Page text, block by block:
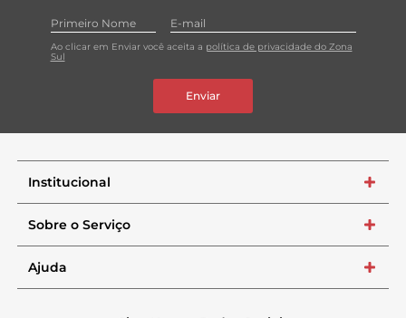
Ao clicar em Enviar você aceita a política de privacidade do Zona
Sul
Enviar
Institucional +
Sobre o Serviço +
Ajuda +